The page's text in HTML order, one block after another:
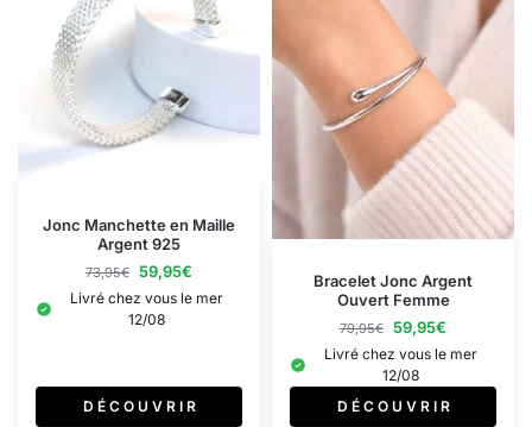
Jonc Manchette en Maille
Argent 925
73,95€ 59,95€
Livré chez vous le mer
12/08
D É C O U V R I R
Bracelet Jonc Argent
Ouvert Femme
79,95€ 59,95€
Livré chez vous le mer
12/08
D É C O U V R I R